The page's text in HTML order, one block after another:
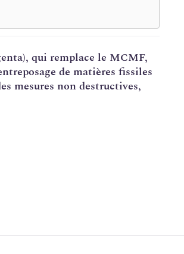
), qui remplace le MCMF,
de matières fissiles
mesures non destructives,